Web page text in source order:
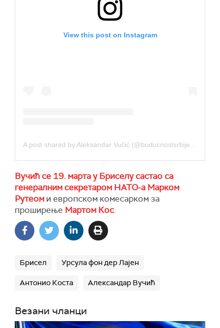
View this post on Instagram
Вучић се 19. марта у Бриселу састао са
генералним секретаром НАТО-а Марком
Рутеом и европском комесарком за
проширење Мартом Кос.
Брисел Урсула фон дер Лајен
Антонио Коста Александар Вучић
Везани чланци